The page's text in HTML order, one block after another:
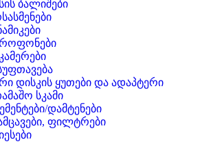
ბალიშები
დისკის ყუთები და ადაპტერი
სკამი
დამტენები
ფილტრები